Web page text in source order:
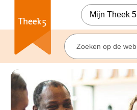
Mijn Theek 5